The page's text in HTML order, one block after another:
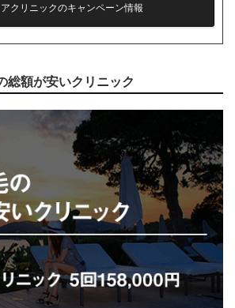
クリニックのキャンペーン情報
総額が安いクリニック